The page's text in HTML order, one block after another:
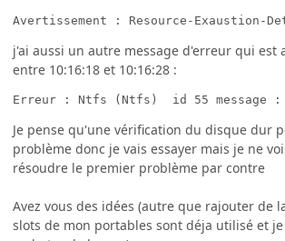
Avertissement : Resource-Exaustion-
j'ai aussi un autre message d'erreur qui est
entre 10:16:18 et 10:16:28 :
Erreur : Ntfs (Ntfs)  id 55 message :
Je pense qu'une vérification du disque dur
problème donc je vais essayer mais je ne
résoudre le premier problème par contre
Avez vous des idées (autre que rajouter de
slots de mon portables sont déja utilisé et je